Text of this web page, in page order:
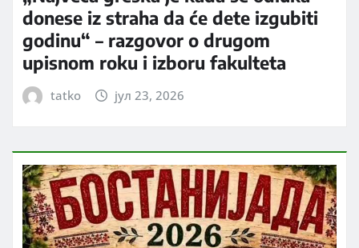
donese iz straha da će dete izgubiti
godinu“ – razgovor o drugom
upisnom roku i izboru fakulteta
tatko јул 23, 2026